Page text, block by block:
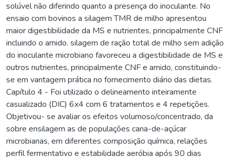
solúvel não diferindo quanto a presença do inoculante. No
ensaio com bovinos a silagem TMR de milho apresentou
maior digestibilidade da MS e nutrientes, principalmente CNF
incluindo o amido. silagem de ração total de milho sem adição
do inoculante microbiano favoreceu a digestibilidade de MS e
outros nutrientes, principalmente CNF e amido, constituindo-
se em vantagem prática no fornecimento diário das dietas.
Capítulo 4 - Foi utilizado o delineamento inteiramente
casualizado (DIC) 6x4 com 6 tratamentos e 4 repetições.
Objetivou- se avaliar os efeitos volumoso/concentrado, da
sobre ensilagem as de populações cana-de-açúcar
microbianas, em diferentes composição química, relações
perfil fermentativo e estabilidade aeróbia após 90 dias